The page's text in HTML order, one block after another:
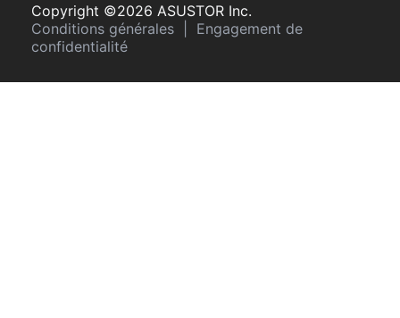
Copyright ©2026 ASUSTOR Inc.
Conditions générales
Engagement de
confidentialité